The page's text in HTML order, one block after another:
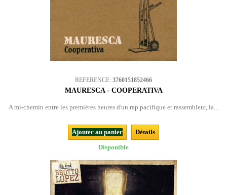
REFERENCE: 3760151852466
MAURESCA - COOPERATIVA
A mi-chemin entre les premières heures d'un rap pacifique et rassembleur, la...
Ajouter au panier
Détails
Disponible